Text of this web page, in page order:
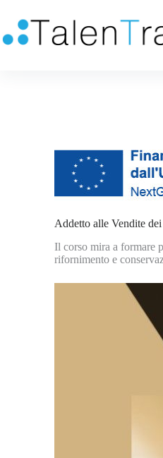
Addetto alle Vendite
Il corso mira a formare
rifornimento e